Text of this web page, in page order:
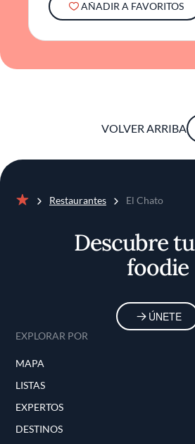
AÑADIR A FAVORITOS
VOLVER ARRIBA
Restaurantes El Chato
Descubre
foodie
ÚNETE
EXPLORAR POR
MAPA
LISTAS
EXPERTOS
DESTINOS